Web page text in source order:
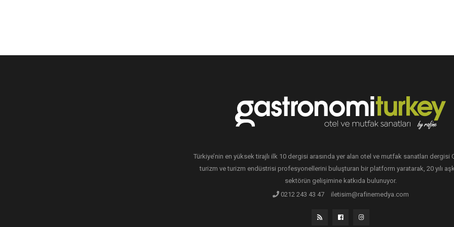
Türkiye’nin en yüksek tirajlı ilk 10 dergisi arasında yer alan otel ve mutfak sanatları dergisi
turizm ve turizm endüstrisi profesyonellerini buluşturan bir platform yaratarak, 20 yılı
sektörün gelişimine katkıda bulunuyor.
0212 243 43 47
iletisim@rafinemedya.com